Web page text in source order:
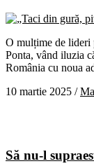
O mulțime de lideri
Ponta, vând iluzia
România cu noua
10 martie 2025 /
Să nu-l